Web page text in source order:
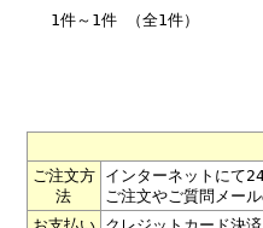
1件～1件 （全1件）
ご注文方
法
インターネットにて
ご注文やご質問メー